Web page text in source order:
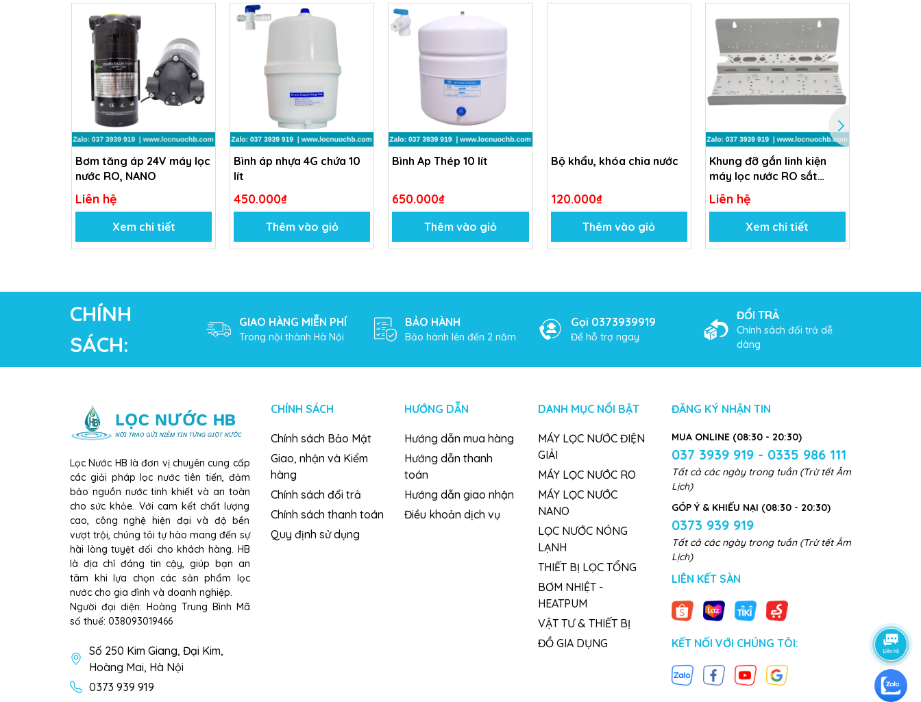
Bơm tăng áp 24V máy lọc
nước RO, NANO
Liên hệ
Xem chi tiết
Bình áp nhựa 4G chứa 10
lít
450.000₫
Thêm vào giỏ
Bình Ap Thép 10 lít
650.000₫
Thêm vào giỏ
Bộ khẩu, khóa chia nước
120.000₫
Thêm vào giỏ
Khung đỡ gắn linh kiện
máy lọc nước RO sắt
chống gỉ
Liên hệ
Xem chi tiết
CHÍNH
SÁCH:
GIAO HÀNG MIỄN PHÍ
Trong nội thành Hà Nội
BẢO HÀNH
Bảo hành lên đến 2 năm
Gọi 0373939919
Để hỗ trợ ngay
ĐỔI TRẢ
Chính sách đổi trả dễ
dàng
Lọc Nước HB là đơn vị chuyên cung cấp
các giải pháp lọc nước tiên tiến, đảm
bảo nguồn nước tinh khiết và an toàn
cho sức khỏe. Với cam kết chất lượng
cao, công nghệ hiện đại và độ bền
vượt trội, chúng tôi tự hào mang đến sự
hài lòng tuyệt đối cho khách hàng. HB
là địa chỉ đáng tin cậy, giúp bạn an
tâm khi lựa chọn các sản phẩm lọc
nước cho gia đình và doanh nghiệp.
Người đại diện: Hoàng Trung Bình Mã
số thuế: 038093019466
Số 250 Kim Giang, Đại Kim,
Hoàng Mai, Hà Nội
0373 939 919
CHÍNH SÁCH
Chính sách Bảo Mật
Giao, nhận và Kiểm
hàng
Chính sách đổi trả
Chính sách thanh toán
Quy định sử dụng
HƯỚNG DẪN
Hướng dẫn mua hàng
Hướng dẫn thanh
toán
Hướng dẫn giao nhận
Điều khoản dịch vụ
DANH MỤC NỔI BẬT
MÁY LỌC NƯỚC ĐIỆN
GIẢI
MÁY LỌC NƯỚC RO
MÁY LỌC NƯỚC
NANO
LỌC NƯỚC NÓNG
LẠNH
THIẾT BỊ LỌC TỔNG
BƠM NHIỆT -
HEATPUM
VẬT TƯ & THIẾT BỊ
ĐỒ GIA DỤNG
ĐĂNG KÝ NHẬN TIN
MUA ONLINE (08:30 - 20:30)
037 3939 919 - 0335 986 111
Tất cả các ngày trong tuần (Trừ tết Âm
Lịch)
GÓP Ý & KHIẾU NẠI (08:30 - 20:30)
0373 939 919
Tất cả các ngày trong tuần (Trừ tết Âm
Lịch)
LIÊN KẾT SÀN
KẾT NỐI VỚI CHÚNG TÔI: